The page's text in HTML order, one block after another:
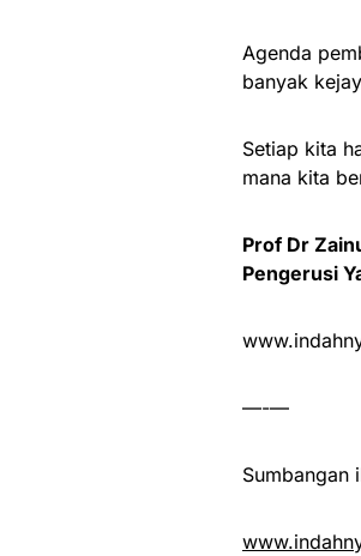
Agenda
banyak
Setiap kita
mana kita
Prof Dr
Pengerusi
—-—
Sumbangan